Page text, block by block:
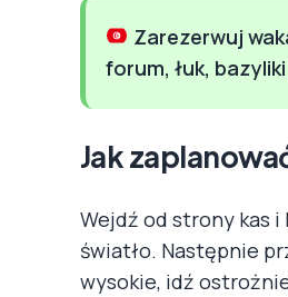
Zarezerwuj
forum, łuk,
Jak
Wejdź od strony kas
światło. Następnie
wysokie, idź